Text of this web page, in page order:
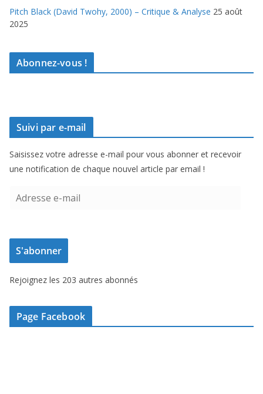
Pitch Black (David Twohy, 2000) – Critique & Analyse 25 août
2025
Abonnez-vous !
Suivi par e-mail
Saisissez votre adresse e-mail pour vous abonner et recevoir
une notification de chaque nouvel article par email !
e
s
e
-
m
S'abonner
Rejoignez les 203 autres abonnés
Page Facebook